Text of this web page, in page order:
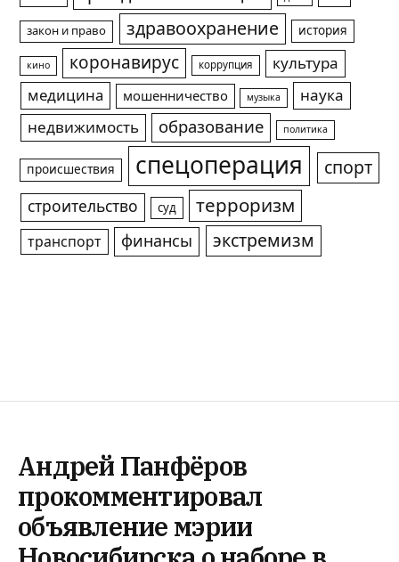
закон и право здравоохранение история
кино коронавирус коррупция
культура
медицина
мошенничество музыка
наука
недвижимость
образование политика
происшествия спецоперация спорт
строительство суд терроризм
транспорт финансы экстремизм
Андрей Панфёров
прокомментировал
объявление мэрии